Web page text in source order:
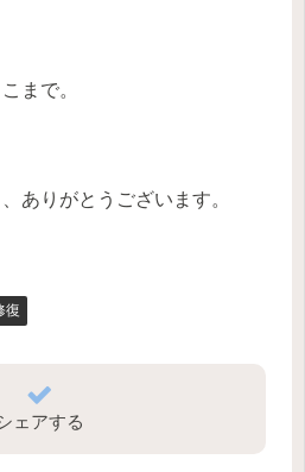
まで。
ありがとうございます。
復
ェアする